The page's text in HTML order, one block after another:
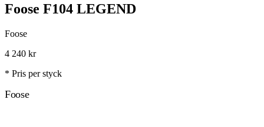
Foose F104 LEGEND
Foose
4 240 kr
* Pris per styck
Foose